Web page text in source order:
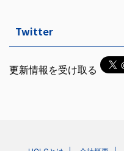
Twitter
更新情報を受け取る